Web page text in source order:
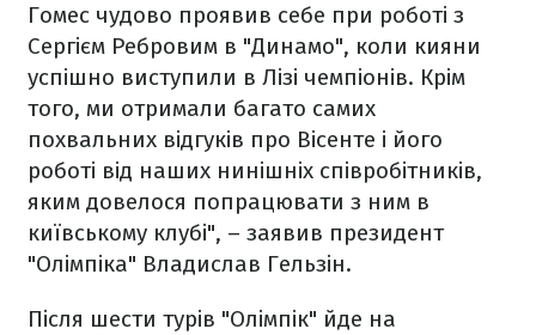
Гомес чудово проявив себе при роботі з
Сергієм Ребровим в "Динамо", коли кияни
успішно виступили в Лізі чемпіонів. Крім
того, ми отримали багато самих
похвальних відгуків про Вісенте і його
роботі від наших нинішніх співробітників,
яким довелося попрацювати з ним в
київському клубі", – заявив президент
"Олімпіка" Владислав Гельзін.
Після шести турів "Олімпік" йде на